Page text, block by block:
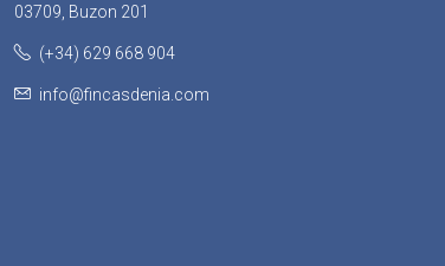
03709, Buzon 201
(+34) 629 668 904
info@fincasdenia.com